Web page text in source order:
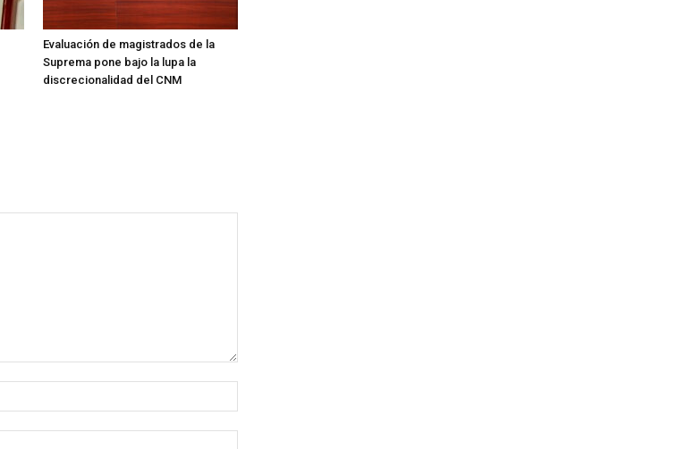
Evaluación de magistrados de la
Suprema pone bajo la lupa la
discrecionalidad del CNM